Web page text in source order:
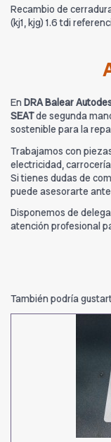
Recambio de
(kj1, kjg) 1.6 tdi
En DRA Balear
SEATde segunda
sostenible para la
Trabajamos con
electricidad,
Si tienes dudas de
puede asesorarte
Disponemos de
atención profesional
También podría